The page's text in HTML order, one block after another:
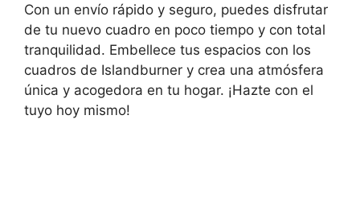
Con un envío rápido y seguro, puedes disfrutar
de tu nuevo cuadro en poco tiempo y con total
tranquilidad. Embellece tus espacios con los
cuadros de Islandburner y crea una atmósfera
única y acogedora en tu hogar. ¡Hazte con el
tuyo hoy mismo!